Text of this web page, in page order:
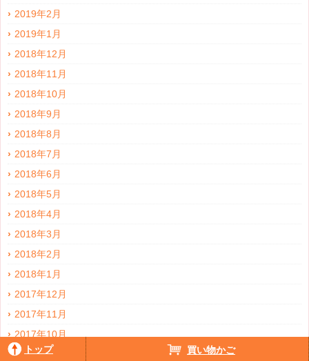
2019年2月
2019年1月
2018年12月
2018年11月
2018年10月
2018年9月
2018年8月
2018年7月
2018年6月
2018年5月
2018年4月
2018年3月
2018年2月
2018年1月
2017年12月
2017年11月
2017年10月
2017年9月
トップ 買い物かご